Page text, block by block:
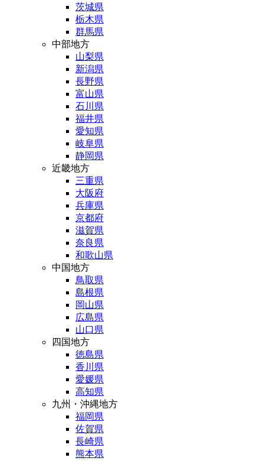
茨城県
栃木県
群馬県
中部地方
山梨県
新潟県
長野県
富山県
石川県
福井県
愛知県
岐阜県
静岡県
近畿地方
三重県
大阪府
兵庫県
京都府
滋賀県
奈良県
和歌山県
中国地方
鳥取県
島根県
岡山県
広島県
山口県
四国地方
徳島県
香川県
愛媛県
高知県
九州・沖縄地方
福岡県
佐賀県
長崎県
熊本県